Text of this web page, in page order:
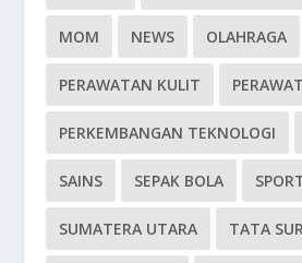
MOM NEWS OLAHRAGA
PERAWATAN KULIT
PERKEMBANGAN TEKNOLOGI
SAINS SEPAK BOLA
SUMATERA UTARA TATA